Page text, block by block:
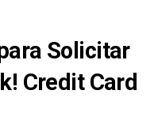
Solicitar
Credit Card